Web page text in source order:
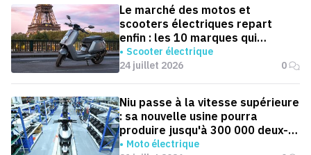
Le marché des motos et
scooters électriques repart
enfin : les 10 marques qui
dominent la France
Scooter électrique
24 juillet 2026
0
Niu passe à la vitesse supérieure
: sa nouvelle usine pourra
produire jusqu'à 300 000 deux-
roues électriques par an
Moto électrique